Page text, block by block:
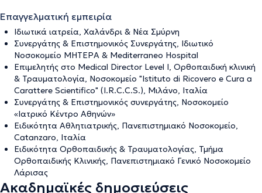
Επαγγελματική εμπειρία
Ιδιωτικά ιατρεία, Χαλάνδρι & Νέα Σμύρνη
Συνεργάτης & Επιστημονικός Συνεργάτης, Ιδιωτικό
Νοσοκομείο ΜΗΤΕΡΑ & Mediterraneo Hospital
Επιμελητής στο Medical Director Level I, Ορθοπαιδική κλινική
& Τραυματολογία, Νοσοκομείο "Istituto di Ricovero e Cura a
Carattere Scientifico" (I.R.C.C.S.), Μιλάνο, Ιταλία
Συνεργάτης & Επιστημονικός συνεργάτης, Νοσοκομείο
«Ιατρικό Κέντρο Αθηνών»
Ειδικότητα Αθλητιατρικής, Πανεπιστημιακό Νοσοκομείο,
Catanzaro, Ιταλία
Ειδικότητα Ορθοπαιδικής & Τραυματολογίας, Τμήμα
Ορθοπαιδικής Κλινικής, Πανεπιστημιακό Γενικό Νοσοκομείο
Λάρισας
Ακαδημαϊκές δημοσιεύσεις